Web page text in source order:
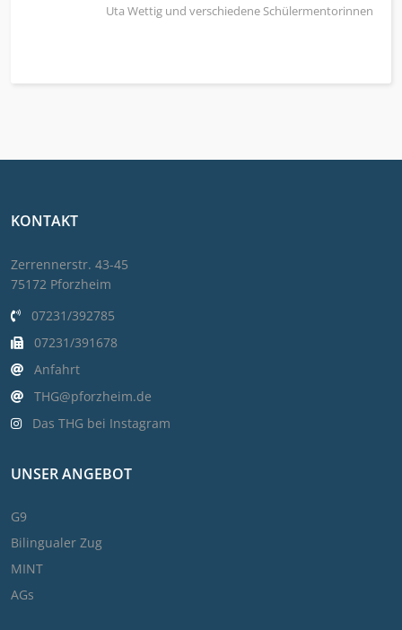
Uta Wettig und verschiedene Schülermentorinnen
KONTAKT
Zerrennerstr. 43-45
75172 Pforzheim
07231/392785
07231/391678
Anfahrt
THG@pforzheim.de
Das THG bei Instagram
UNSER ANGEBOT
G9
Bilingualer Zug
MINT
AGs